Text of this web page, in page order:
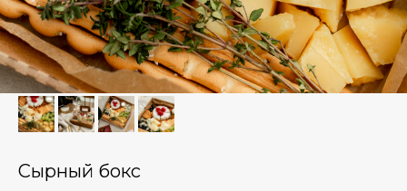
Сырный бокс